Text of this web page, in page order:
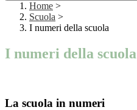
Home >
Scuola >
I numeri della scuola
I numeri della scuola
La scuola in numeri